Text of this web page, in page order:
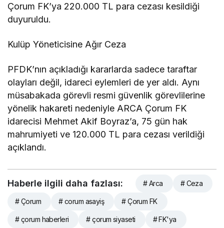
Çorum FK’ya 220.000 TL para cezası kesildiği
duyuruldu.
Kulüp Yöneticisine Ağır Ceza
PFDK’nın açıkladığı kararlarda sadece taraftar
olayları değil, idareci eylemleri de yer aldı. Aynı
müsabakada görevli resmi güvenlik görevlilerine
yönelik hakareti nedeniyle ARCA Çorum FK
idarecisi Mehmet Akif Boyraz’a, 75 gün hak
mahrumiyeti ve 120.000 TL para cezası verildiği
açıklandı.
Haberle ilgili daha fazlası: # Arca # Ceza
# Çorum # corum asayiş # Çorum FK
# çorum haberleri # çorum siyaseti # FK'ya